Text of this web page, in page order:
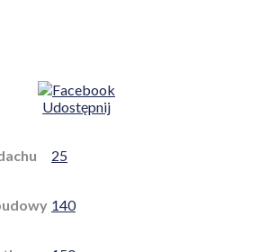
Udostępnij
25
140